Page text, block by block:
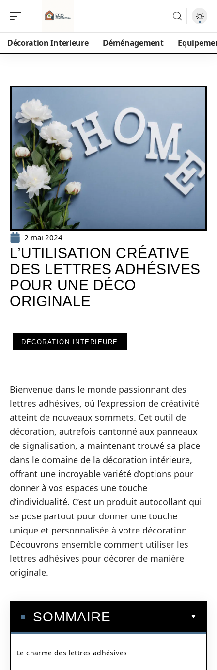
Décoration Interieure Déménagement
2 mai 2024
L’UTILISATION CRÉATIVE
DES LETTRES ADHÉSIVES
POUR UNE DÉCO
ORIGINALE
DÉCORATION INTERIEURE
Bienvenue dans le monde passionnant des
lettres adhésives, où l’expression de créativité
atteint de nouveaux sommets. Cet outil de
décoration, autrefois cantonné aux panneaux
de signalisation, a maintenant trouvé sa place
dans le domaine de la décoration intérieure,
offrant une incroyable variété d’options pour
donner à vos espaces une touche
d’individualité. C’est un produit autocollant qui
se pose partout pour donner une touche
unique et personnalisée à votre décoration.
Découvrons ensemble comment utiliser les
lettres adhésives pour décorer de manière
originale.
SOMMAIRE
Le charme des lettres adhésives